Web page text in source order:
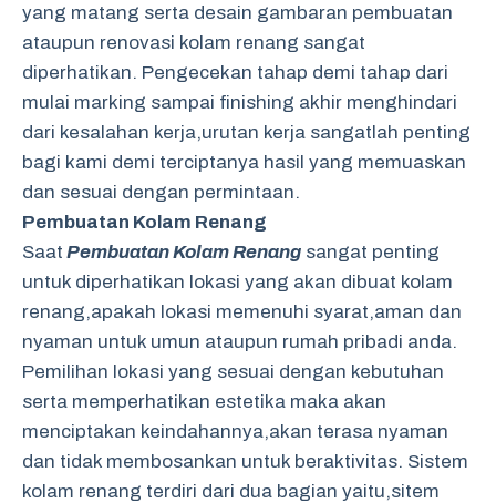
yang matang serta desain gambaran pembuatan
ataupun renovasi kolam renang sangat
diperhatikan. Pengecekan tahap demi tahap dari
mulai marking sampai finishing akhir menghindari
dari kesalahan kerja,urutan kerja sangatlah penting
bagi kami demi terciptanya hasil yang memuaskan
dan sesuai dengan permintaan.
Pembuatan Kolam Renang
Saat Pembuatan Kolam Renang sangat penting
untuk diperhatikan lokasi yang akan dibuat kolam
renang,apakah lokasi memenuhi syarat,aman dan
nyaman untuk umun ataupun rumah pribadi anda.
Pemilihan lokasi yang sesuai dengan kebutuhan
serta memperhatikan estetika maka akan
menciptakan keindahannya,akan terasa nyaman
dan tidak membosankan untuk beraktivitas. Sistem
kolam renang terdiri dari dua bagian yaitu,sitem